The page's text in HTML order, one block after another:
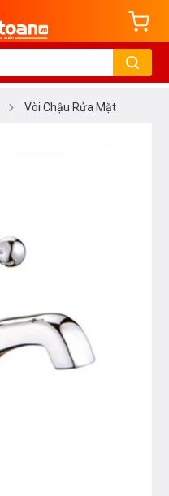
Vòi Chậu Rửa Mặt